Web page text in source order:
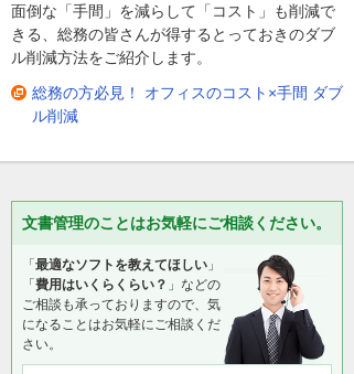
面倒な「手間」を減らして「コスト」も削減で
きる、総務の皆さんが得するとっておきのダブ
ル削減方法をご紹介します。
総務の方必見！ オフィスのコスト×手間 ダブ
ル削減
文書管理のことはお気軽にご相談ください。
「 最適なソフトを教えてほしい 」
「 費用はいくらくらい？ 」などの
ご相談も承っておりますので、気
になることはお気軽にご相談くだ
さい。